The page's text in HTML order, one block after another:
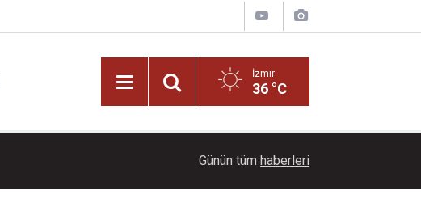
İzmir
36 °C
Urla Belediyesinden ücretsiz üniversite tercih
Günün tüm haberleri